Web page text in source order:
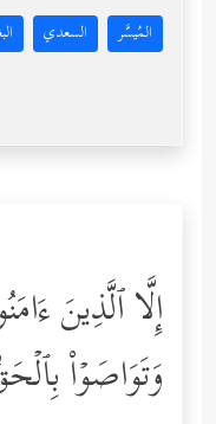
المُيسَّر السعدي
إِلَّا ٱلَّذِینَ
وَتَوَاصَوۡاْ